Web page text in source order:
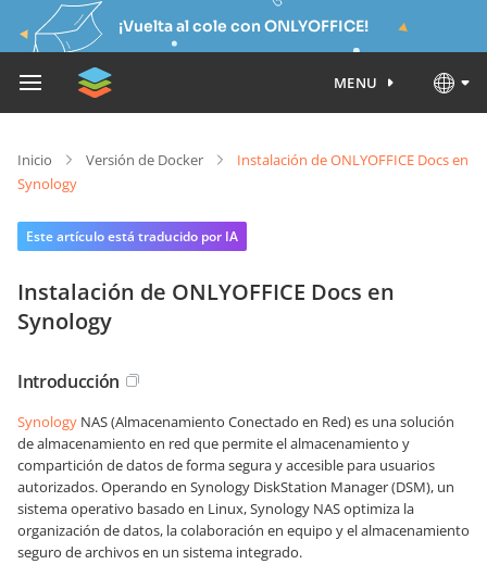
¡Vuelta al cole con ONLYOFFICE!
MENU
Inicio Versión de Docker
Instalación de ONLYOFFICE Docs en
Synology
Este artículo está traducido por IA
Instalación de ONLYOFFICE Docs en
Synology
Introducción
Synology NAS (Almacenamiento Conectado en Red) es una solución
de almacenamiento en red que permite el almacenamiento y
compartición de datos de forma segura y accesible para usuarios
autorizados. Operando en Synology DiskStation Manager (DSM), un
sistema operativo basado en Linux, Synology NAS optimiza la
organización de datos, la colaboración en equipo y el almacenamiento
seguro de archivos en un sistema integrado.